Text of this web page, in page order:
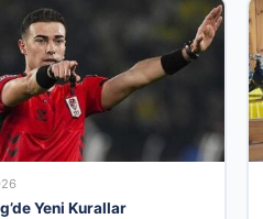
Yeni Kurallar